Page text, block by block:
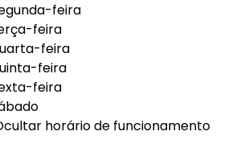
feira
feira
feira
feira
feira
horário de funcionamento